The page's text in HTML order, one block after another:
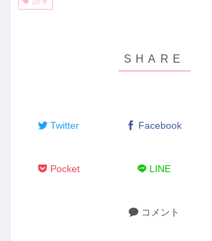
Twitter Facebook
Pocket LINE
コメント